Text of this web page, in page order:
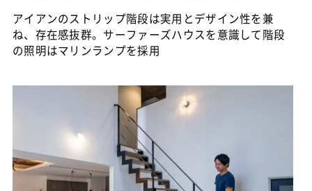
アイアンのストリップ階段は実用とデザイン性を兼
ね、存在感抜群。サーファーズハウスを意識して階段
の照明はマリンランプを採用